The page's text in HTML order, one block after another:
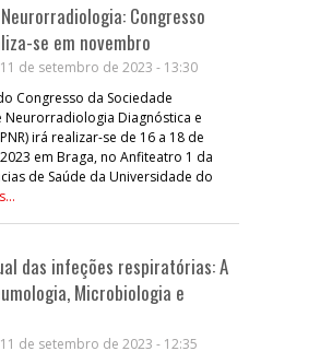
Congresso
se em novembro
de setembro de 2023 - 13:30
Congresso da Sociedade
Neurorradiologia Diagnóstica e
irá realizar-se de 16 a 18 de
em Braga, no Anfiteatro 1 da
de Saúde da Universidade do
das infeções respiratórias: A
Microbiologia e
de setembro de 2023 - 12:35